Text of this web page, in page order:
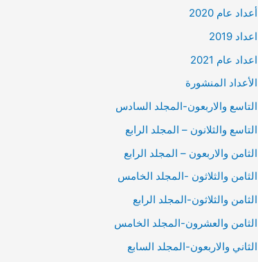
أعداد عام 2020
اعداد 2019
اعداد عام 2021
الأعداد المنشورة
التاسع والاربعون-المجلد السادس
التاسع والثلانون – المجلد الرابع
الثامن والاربعون – المجلد الرابع
الثامن والثلاثون -المجلد الخامس
الثامن والثلاثون-المجلد الرابع
الثامن والعشرون-المجلد الخامس
الثاني والاربعون-المجلد السابع